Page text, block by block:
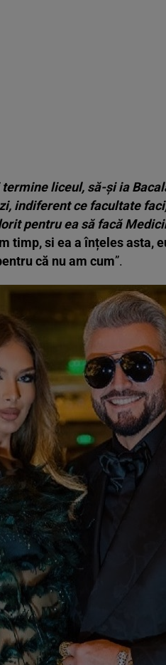
liceul, să-și ia
indiferent ce facultate
pentru ea să facă
timp, si ea a înțeles asta,
că nu am cum”.